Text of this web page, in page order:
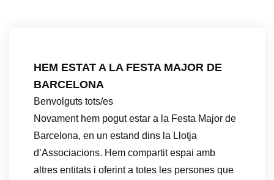
HEM ESTAT A LA FESTA MAJOR DE
BARCELONA
Benvolguts tots/es
Novament hem pogut estar a la Festa Major de
Barcelona, en un estand dins la Llotja
d’Associacions. Hem compartit espai amb
altres entitats i oferint a totes les persones que